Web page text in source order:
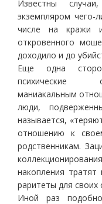
Известны
экземпляром
числе на кражи
откровенного
доходило и до
Еще одна
психические
маниакальным
люди,
называется,
отношению к
родственникам.
накопления
раритеты для своих
Иной раз